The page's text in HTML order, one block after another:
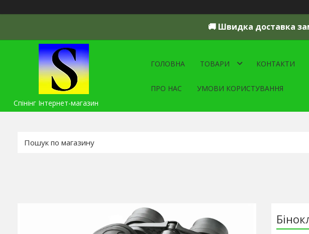
🚚 Швидка доставка
Спінінг Інтернет-магазин
ГОЛОВНА ТОВАРИ КОНТАКТИ
ПРО НАС УМОВИ КОРИСТУВАННЯ